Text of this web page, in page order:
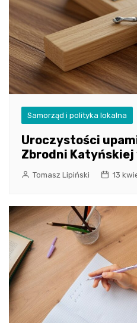
Samorząd i polityka lokalna
Uroczystości
Zbrodni Katyńskiej
Tomasz Lipiński 13